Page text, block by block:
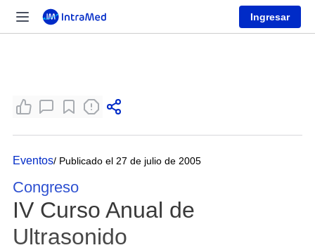
Ingresar
Eventos/ Publicado el 27 de julio de 2005
Congreso
IV Curso Anual de
Ultrasonido